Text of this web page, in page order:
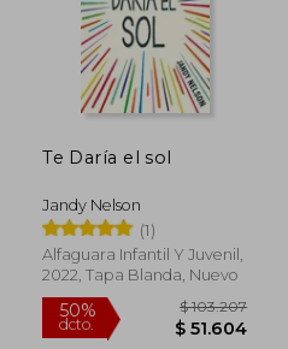
Te Daría el sol
Jandy Nelson
(1)
Alfaguara Infantil Y Juvenil,
2022, Tapa Blanda, Nuevo